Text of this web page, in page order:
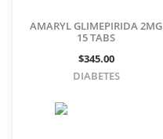
AMARYL GLIMEPIRIDA 2MG
15 TABS
$345.00
DIABETES